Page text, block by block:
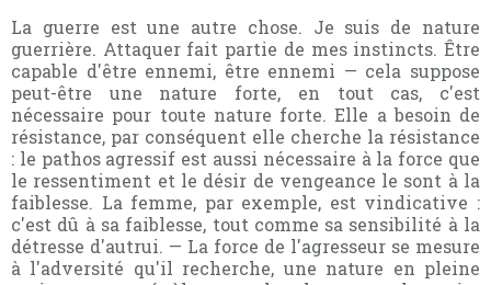
La guerre est une autre chose. Je suis de nature
guerrière. Attaquer fait partie de mes instincts. Être
capable d'être ennemi, être ennemi — cela suppose
peut-être une nature forte, en tout cas, c'est
nécessaire pour toute nature forte. Elle a besoin de
résistance, par conséquent elle cherche la résistance
: le pathos agressif est aussi nécessaire à la force que
le ressentiment et le désir de vengeance le sont à la
faiblesse. La femme, par exemple, est vindicative :
c'est dû à sa faiblesse, tout comme sa sensibilité à la
détresse d'autrui. — La force de l'agresseur se mesure
à l'adversité qu'il recherche, une nature en pleine